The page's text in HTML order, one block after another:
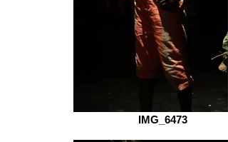
IMG_6473